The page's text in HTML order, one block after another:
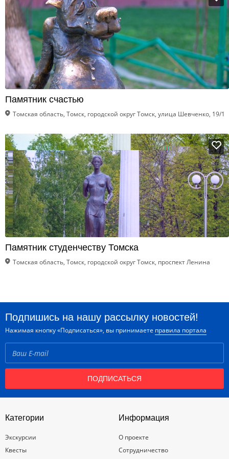
Памятник счастью
Томская область, Томск, городской округ Томск, улица Шевченко, 19/1
Памятник студенчеству Томска
Томская область, Томск, городской округ Томск, проспект Ленина
Подпишись на нашу рассылку новостей!
Нажимая кнопку «Подписаться», вы принимаете правила портала
ПОДПИСАТЬСЯ
Категории
Экскурсии
Квесты
Информация
О проекте
Сотрудничество